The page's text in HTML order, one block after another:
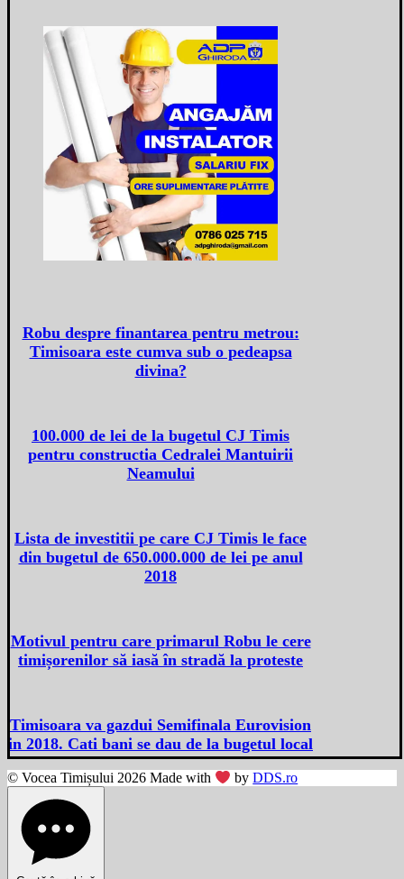
Robu despre finantarea pentru metrou:
Timisoara este cumva sub o pedeapsa
divina?
100.000 de lei de la bugetul CJ Timis
pentru constructia Cedralei Mantuirii
Neamului
Lista de investitii pe care CJ Timis le face
din bugetul de 650.000.000 de lei pe anul
2018
Motivul pentru care primarul Robu le cere
timișorenilor să iasă în stradă la proteste
Timisoara va gazdui Semifinala Eurovision
in 2018. Cati bani se dau de la bugetul local
© Vocea Timișului 2026 Made with byDDS.ro